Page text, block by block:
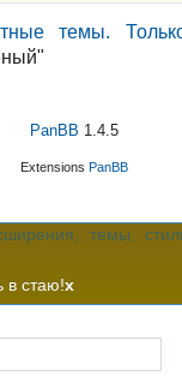
темы.
PanBB 1.4.5
Extensions PanBB
в стаю!x